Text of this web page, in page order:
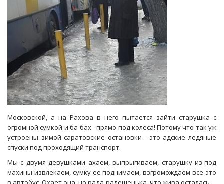
часа»
Московской, а на Рахова в него пытается зайти старушка с
огромной сумкой и ба-бах - прямо под колеса! Потому что так уж
устроены зимой саратовские остановки - это адские ледяные
спуски под проходящий транспорт.
Мы с двумя девушками ахаем, выпрыгиваем, старушку из-под
махины извлекаем, сумку ее поднимаем, взгромождаем все это
в автобус. Охает она, но рада-радешенька, что жива осталась.